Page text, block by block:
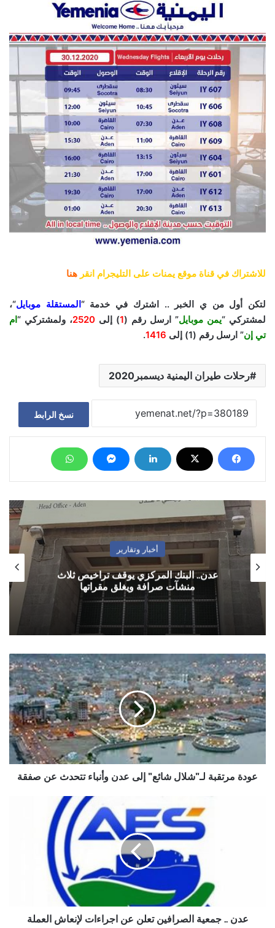
للاشتراك في قناة موقع يمنات على التليجرام انقر هنا
لتكن أول من ي الخبر .. اشترك في خدمة “ المستقلة موبايل“،
لمشتركي “يمن موبايل” ارسل رقم (1) إلى 2520، ولمشتركي “ ام
تي إن” ارسل رقم (1) إلى 1416
.
رحلات طيران اليمنية ديسمبر2020
نسخ الرابط
أخبار وتقارير
عدن.. البنك المركزي يوقف تراخيص ثلاث
منشآت صرافة ويغلق مقراتها
عودة
مرتقبة
لـ"شلال
شائع"
إلى
عدن
وأنباء
عن
صفقة
عودة مرتقبة لـ"شلال شائع" إلى عدن وأنباء تتحدث عن صفقة
المحليةعدن .. جمعية الصرافين تعلن عن اجراءات لإنعاش العملة